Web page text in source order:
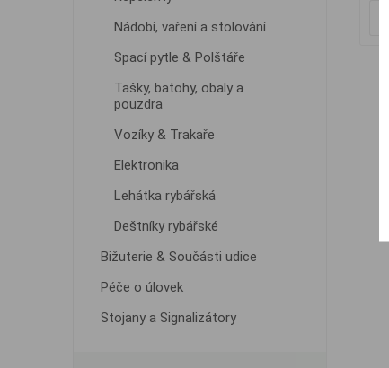
Nádobí, vaření a stolování
Spací pytle & Polštáře
Tašky, batohy, obaly a
pouzdra
Vozíky & Trakaře
Elektronika
Lehátka rybářská
Deštníky rybářské
Bižuterie & Součásti udice
Péče o úlovek
Stojany a Signalizátory